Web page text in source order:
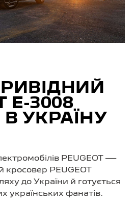
E-3008
УКРАЇНУ
PEUGEOT —
кросовер PEUGEOT
до України й готується
українських фанатів.